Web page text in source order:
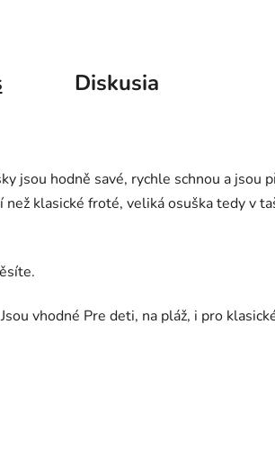
Diskusia
hodně savé, rychle schnou a jsou
klasické froté, veliká osuška tedy v
vhodné Pre deti, na pláž, i pro